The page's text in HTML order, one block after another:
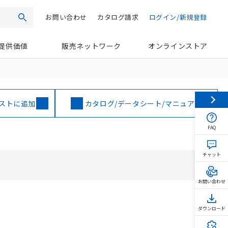
検索 ログイン/新規登録
カタログ請求
お問い合わせ
供価値 販売ネットワーク オンラインストア
トに追加 カタログ/データシート/マニュアル
FAQ
チャット
お問い合わせ
ダウンロード